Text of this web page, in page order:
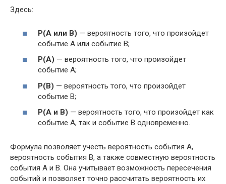
Здесь:
P(A или B) — вероятность того, что произойдет
событие А или событие В;
P(A) — вероятность того, что произойдет
событие А;
P(B) — вероятность того, что произойдет
событие В;
P(A и B) — вероятность того, что произойдет как
событие А, так и событие В одновременно.
Формула позволяет учесть вероятность события А,
вероятность события В, а также совместную вероятность
события А и В. Она учитывает возможность пересечения
событий и позволяет точно рассчитать вероятность их